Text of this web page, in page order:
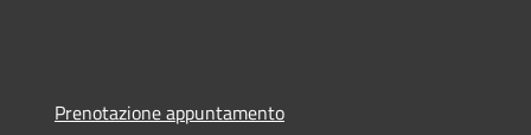
Prenotazione appuntamento